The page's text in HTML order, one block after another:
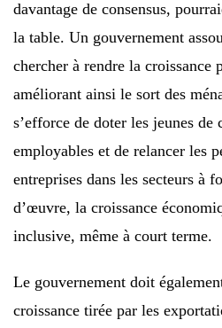
davantage de consensus,
la table. Un gouvernement
chercher à rendre la croissance
améliorant ainsi le sort des
s’efforce de doter les jeunes de
employables et de relancer les
entreprises dans les secteurs à
d’œuvre, la croissance
inclusive, même à court terme.
Le gouvernement doit
croissance tirée par les